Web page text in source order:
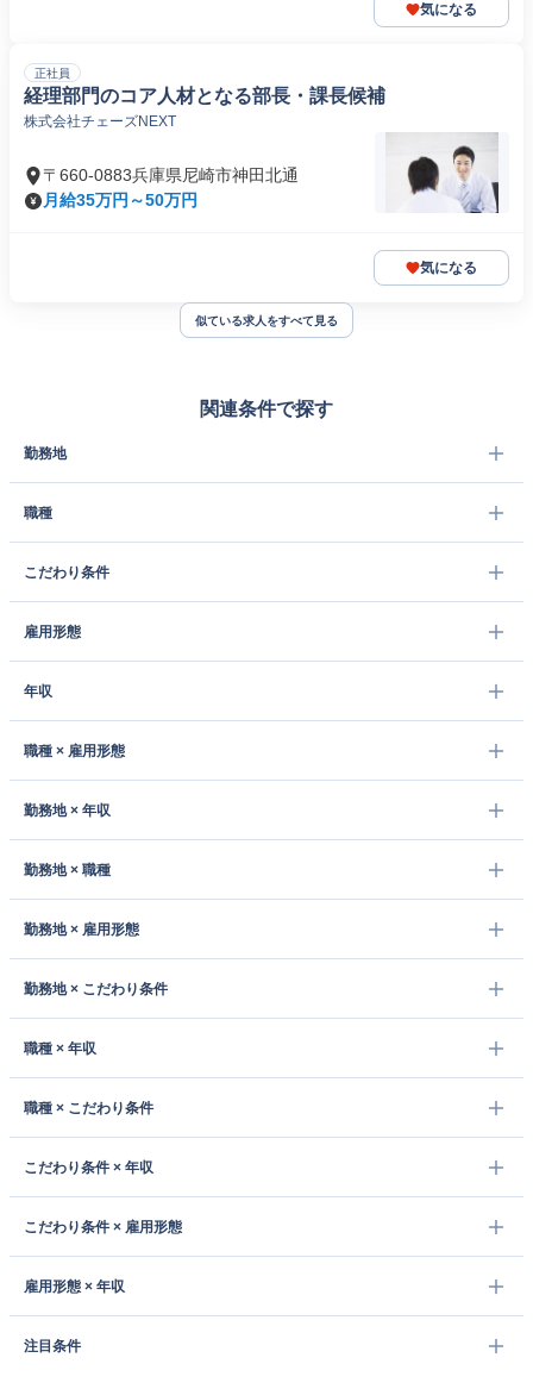
気になる
正社員
経理部門のコア人材となる部長・課長候補
株式会社チェーズNEXT
〒660-0883兵庫県尼崎市神田北通
月給35万円～50万円
気になる
似ている求人をすべて見る
関連条件で探す
勤務地
職種
こだわり条件
雇用形態
年収
職種 × 雇用形態
勤務地 × 年収
勤務地 × 職種
勤務地 × 雇用形態
勤務地 × こだわり条件
職種 × 年収
職種 × こだわり条件
こだわり条件 × 年収
こだわり条件 × 雇用形態
雇用形態 × 年収
注目条件